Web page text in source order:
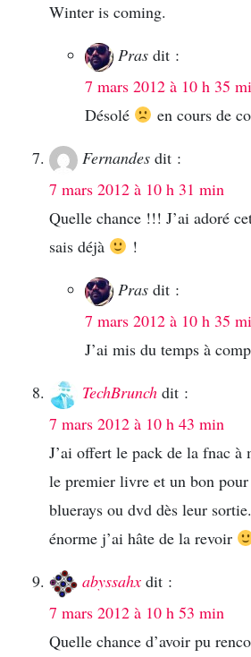
Winter is coming.
Pras dit :
7 mars 2012 à 10 h 35
Désolé
en cours de
Fernandes dit :
7 mars 2012 à 10 h 31 min
Quelle chance !!! J’ai adoré
sais déjà
!
Pras dit :
7 mars 2012 à 10 h 35
J’ai mis du temps à
TechBrunch dit :
7 mars 2012 à 10 h 43 min
J’ai offert le pack de la fnac à
le premier livre et un bon
bluerays ou dvd dès leur
énorme j’ai hâte de la revoir
abyssahx dit :
7 mars 2012 à 10 h 53 min
Quelle chance d’avoir pu